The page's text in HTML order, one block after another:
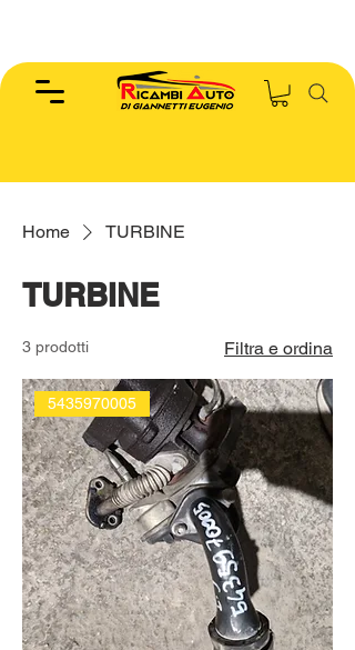
Home TURBINE
TURBINE
3 prodotti Filtra e ordina
5435970005